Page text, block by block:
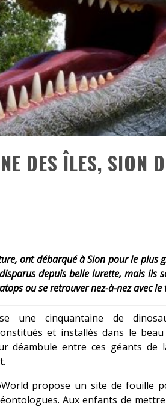
FLAG RESYNCED
» - UNE BELLE HISTOIRE !
DUO DE CHOC !
BOOK
DES ÎLES, SION
ont débarqué à Sion pour le plus
depuis belle lurette, mais ils
ou se retrouver nez-à-nez avec le
une cinquantaine de
et installés dans le
déambule entre ces géants
propose un site de fouille
Aux enfants de